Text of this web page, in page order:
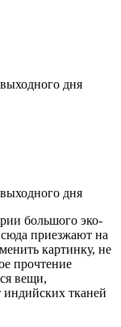
дня
дня
большого эко-
приезжают на
картинку, не
прочтение
вещи,
индийских тканей